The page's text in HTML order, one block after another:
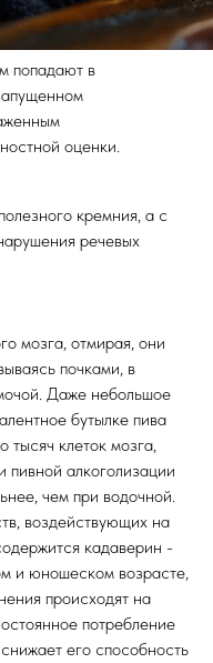
попадают в
оценки.
кремния, а с
речевых
мозга, отмирая, они
почками, в
Даже небольшое
бутылке пива
тысяч клеток мозга,
пивной алкоголизации
чем при водочной.
воздействующих на
кадаверин -
и юношеском возрасте,
происходят на
потребление
его способность